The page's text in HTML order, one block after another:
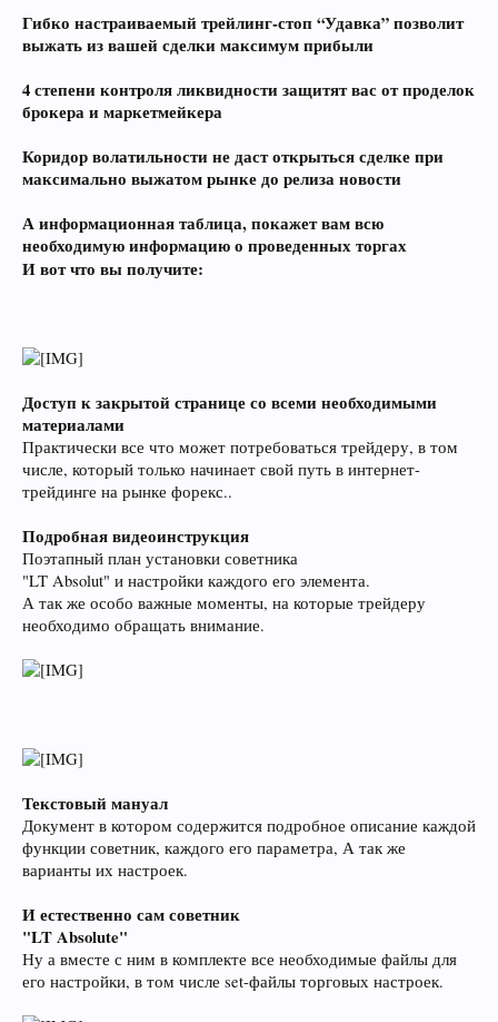
Гибко настраиваемый трейлинг-стоп “Удавка” позволит
выжать из вашей сделки максимум прибыли
4 степени контроля ликвидности защитят вас от проделок
брокера и маркетмейкера
Коридор волатильности не даст открыться сделке при
максимально выжатом рынке до релиза новости
А информационная таблица, покажет вам всю
необходимую информацию о проведенных торгах
И вот что вы получите:
Доступ к закрытой странице со всеми необходимыми
материалами
Практически все что может потребоваться трейдеру, в том
числе, который только начинает свой путь в интернет-
трейдинге на рынке форекс..
Подробная видеоинструкция
Поэтапный план установки советника
"LT Absolut" и настройки каждого его элемента.
А так же особо важные моменты, на которые трейдеру
необходимо обращать внимание.
Текстовый мануал
Документ в котором содержится подробное описание каждой
функции советник, каждого его параметра, А так же
варианты их настроек.
И естественно сам советник
"LT Absolute"
Ну а вместе с ним в комплекте все необходимые файлы для
его настройки, в том числе set-файлы торговых настроек.